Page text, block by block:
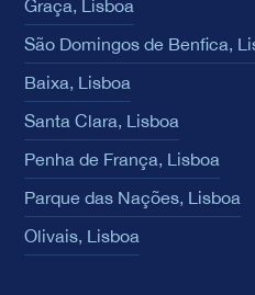
Graça, Lisboa
São Domingos de Benfica,
Baixa, Lisboa
Santa Clara, Lisboa
Penha de França, Lisboa
Parque das Nações, Lisboa
Olivais, Lisboa